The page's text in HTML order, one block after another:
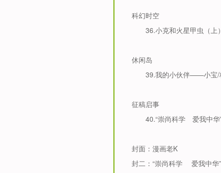
科幻时空
36.小克和火星甲虫（上
休闲岛
39.我的小伙伴——小宝/
征稿启事
40.“崇尚科学 爱我中华
封面：漫画老K
封二： “崇尚科学 爱我中华